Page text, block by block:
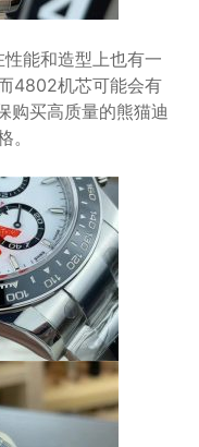
能和造型上也有一
4802机芯可能会有
购买高质量的熊猫迪
。